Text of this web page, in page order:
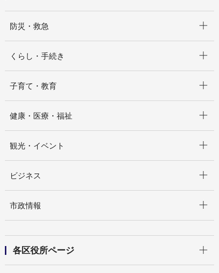
防災・救急
くらし・手続き
子育て・教育
健康・医療・福祉
観光・イベント
ビジネス
市政情報
各区役所ページ